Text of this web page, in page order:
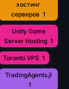
хостинг
серверов 1
Unity Game
Server Hosting 1
Toronto VPS 1
TradingAgents.jl
1